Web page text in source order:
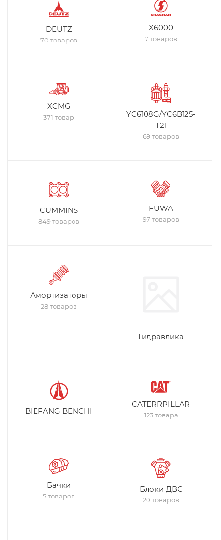
DEUTZ
70 товаров
X6000
7 товаров
XCMG
371 товар
YC6108G/YC6B125-
T21
69 товаров
CUMMINS
849 товаров
FUWA
97 товаров
Амортизаторы
28 товаров
Гидравлика
BIEFANG BENCHI
CATERRPILLAR
123 товара
Бачки
5 товаров
Блоки ДВС
20 товаров